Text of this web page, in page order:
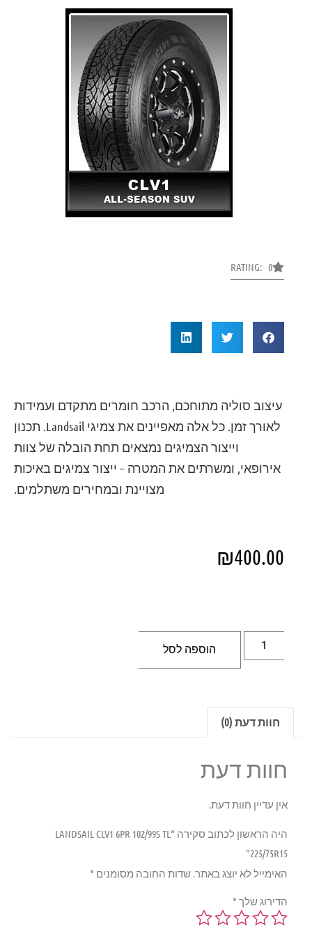
RATING: 0
עיצוב סוליה מתוחכם, הרכב חומרים מתקדם ועמידות
לאורך זמן. כל אלה מאפיינים את צמיגי Landsail. תכנון
וייצור הצמיגים נמצאים תחת הובלה של צוות
אירופאי, ומשרתים את המטרה – ייצור צמיגים באיכות
מצויינת ובמחירים משתלמים.
₪400.00
הוספה לסל
חוות דעת (0)
חוות דעת
אין עדיין חוות דעת.
היה הראשון לכתוב סקירה “LANDSAIL CLV1 6PR 102/99S TL
225/75R15”
האימייל לא יוצג באתר.שדות החובה מסומנים*
הדירוג שלך*